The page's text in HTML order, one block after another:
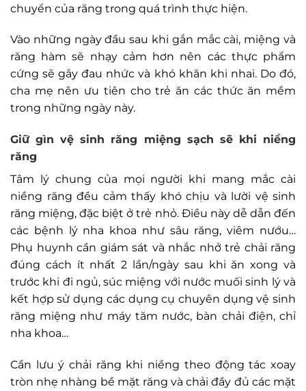
chuyển của răng trong quá trình thực hiện.
Vào những ngày đầu sau khi gắn mắc cài, miệng và
răng hàm sẽ nhạy cảm hơn nên các thực phẩm
cứng sẽ gây đau nhức và khó khăn khi nhai. Do đó,
cha mẹ nên ưu tiên cho trẻ ăn các thức ăn mềm
trong những ngày này.
Giữ gìn vệ sinh răng miệng sạch sẽ khi niềng
răng
Tâm lý chung của mọi người khi mang mắc cài
niềng răng đều cảm thấy khó chịu và lười vệ sinh
răng miệng, đặc biệt ở trẻ nhỏ. Điều này dễ dẫn đến
các bệnh lý nha khoa như sâu răng, viêm nướu…
Phụ huynh cần giám sát và nhắc nhở trẻ chải răng
đúng cách ít nhất 2 lần/ngày sau khi ăn xong và
trước khi đi ngủ, súc miệng với nước muối sinh lý và
kết hợp sử dụng các dụng cụ chuyên dụng vệ sinh
răng miệng như máy tăm nước, bàn chải điện, chỉ
nha khoa…
Cần lưu ý chải răng khi niềng theo động tác xoay
tròn nhẹ nhàng bề mặt răng và chải đầy đủ các mặt